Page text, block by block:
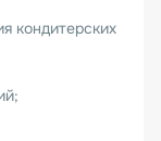
кондитерских